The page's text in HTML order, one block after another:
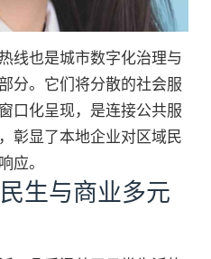
线也是城市数字化治理与
分。它们将分散的社会服
口化呈现，是连接公共服
彰显了本地企业对区域民
应。
生与商业多元